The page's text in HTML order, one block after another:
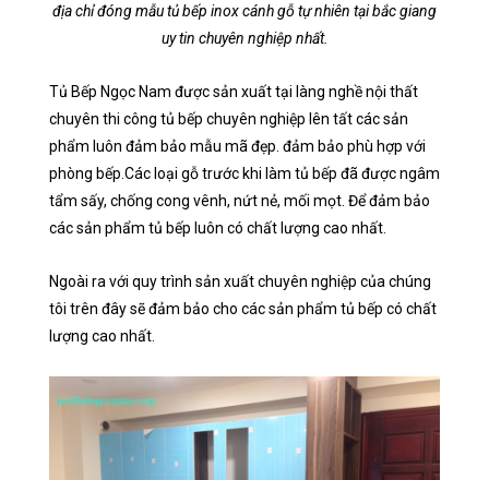
địa chỉ đóng mẫu tủ bếp inox cánh gỗ tự nhiên tại bắc giang
uy tin chuyên nghiệp nhất.
Tủ Bếp Ngọc Nam được sản xuất tại làng nghề nội thất
chuyên thi công tủ bếp chuyên nghiệp lên tất các sản
phẩm luôn đảm bảo mẫu mã đẹp. đảm bảo phù hợp với
phòng bếp.Các loại gỗ trước khi làm tủ bếp đã được ngâm
tẩm sấy, chống cong vênh, nứt nẻ, mối mọt. Để đảm bảo
các sản phẩm tủ bếp luôn có chất lượng cao nhất.
Ngoài ra với quy trình sản xuất chuyên nghiệp của chúng
tôi trên đây sẽ đảm bảo cho các sản phẩm tủ bếp có chất
lượng cao nhất.